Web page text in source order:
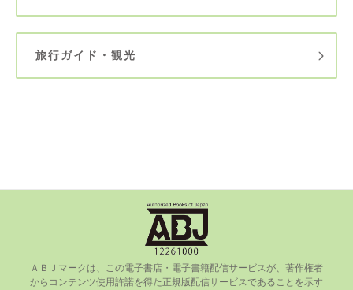
旅行ガイド・観光
ＡＢＪマークは、この電⼦書店・電⼦書籍配信サービスが、著作権者
からコンテンツ使⽤許諾を得た正規版配信サービスであることを⽰す